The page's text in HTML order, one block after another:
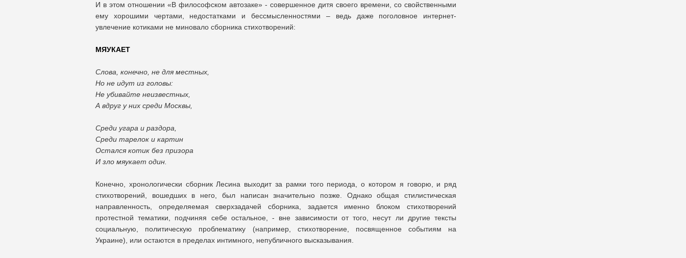
И в этом отношении «В философском автозаке» - совершенное дитя своего времени, со свойственными
ему хорошими чертами, недостатками и бессмысленностями – ведь даже поголовное интернет-
увлечение котиками не миновало сборника стихотворений:
МЯУКАЕТ
Слова, конечно, не для местных,
Но не идут из головы:
Не убивайте неизвестных,
А вдруг у них среди Москвы,
Среди угара и раздора,
Среди тарелок и картин
Остался котик без призора
И зло мяукает один.
Конечно, хронологически сборник Лесина выходит за рамки того периода, о котором я говорю, и ряд
стихотворений, вошедших в него, был написан значительно позже. Однако общая стилистическая
направленность, определяемая сверхзадачей сборника, задается именно блоком стихотворений
протестной тематики, подчиняя себе остальное, - вне зависимости от того, несут ли другие тексты
социальную, политическую проблематику (например, стихотворение, посвященное событиям на
Украине), или остаются в пределах интимного, непубличного высказывания.